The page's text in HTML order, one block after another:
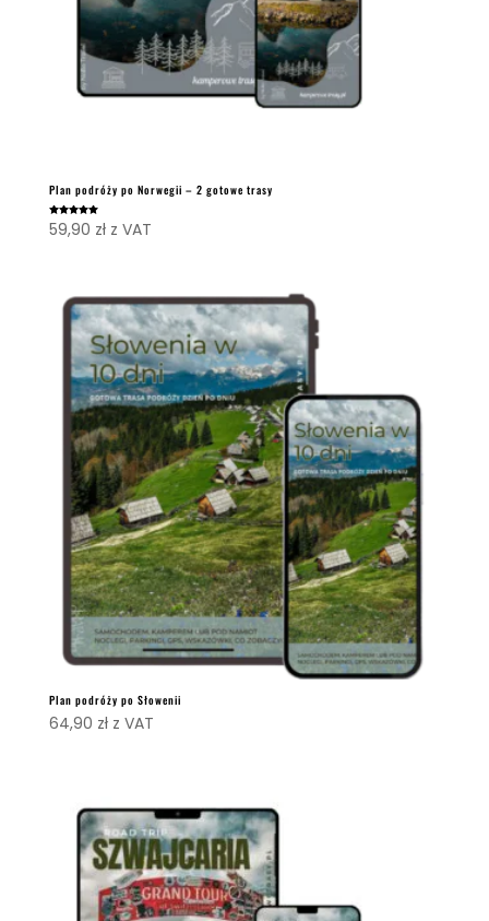
Plan podróży po Norwegii – 2 gotowe trasy
Oceniono
5.00
59,90 zł z VAT
Plan podróży po Słowenii
64,90 zł z VAT